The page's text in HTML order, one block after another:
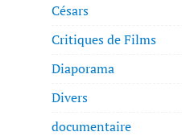
Césars
Critiques de Films
Diaporama
Divers
documentaire